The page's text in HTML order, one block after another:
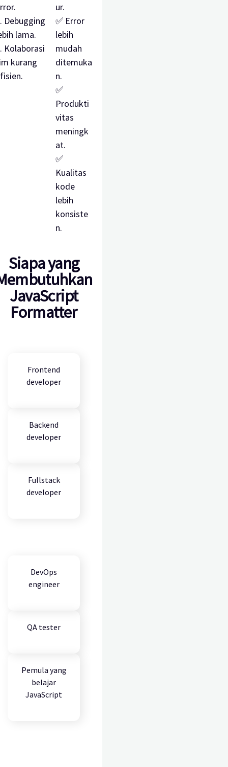
Debugging
lama.
Kolaborasi
kurang
ur.
✅ Error
lebih
mudah
ditemuka
n.
✅
Produkti
vitas
meningk
at.
✅
Kualitas
kode
lebih
konsiste
n.
Siapa yang
JavaScript
Formatter
Frontend
developer
Backend
developer
Fullstack
developer
DevOps
engineer
QA tester
Pemula yang
belajar
JavaScript